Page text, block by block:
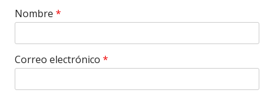
Nombre *
Correo electrónico *